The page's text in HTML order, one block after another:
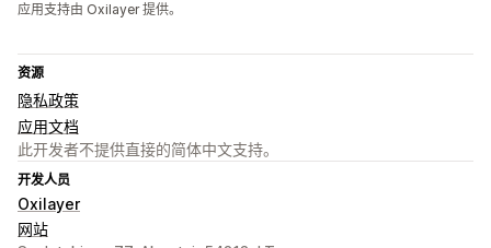
应用支持由 Oxilayer 提供。
资源
隐私政策
应用文档
此开发者不提供直接的简体中文支持。
开发人员
Oxilayer
网站